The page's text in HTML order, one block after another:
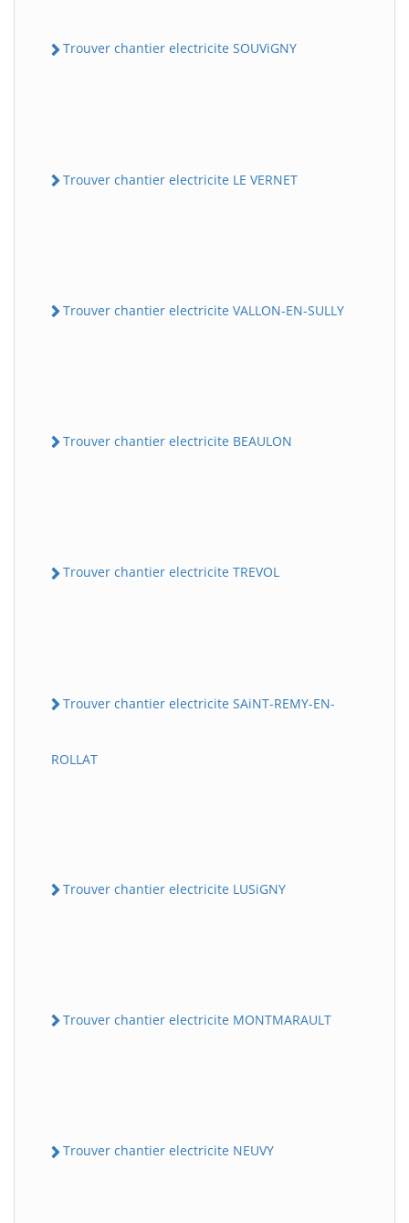
Trouver chantier electricite SOUViGNY
Trouver chantier electricite LE VERNET
Trouver chantier electricite VALLON-EN-SULLY
Trouver chantier electricite BEAULON
Trouver chantier electricite TREVOL
Trouver chantier electricite SAiNT-REMY-EN-
ROLLAT
Trouver chantier electricite LUSiGNY
Trouver chantier electricite MONTMARAULT
Trouver chantier electricite NEUVY